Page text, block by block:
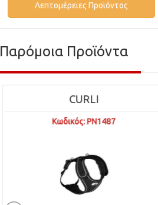
Λεπτομέρειες Προϊόντος
Παρόμοια Προϊόντα
CURLI
Κωδικός: PN1487